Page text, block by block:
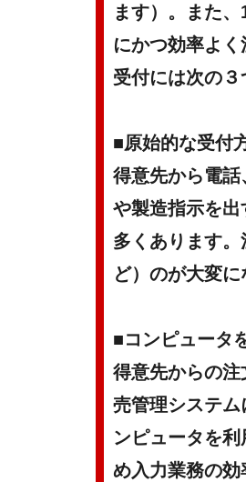
ます）。また
にかつ効率よ
受付には次の３
■原始的な受付
得意先から電
や製造指示を
多くあります
ど）のが大変に
■コンピュータ
得意先からの
売管理システ
ンピュータを
め入力業務の効